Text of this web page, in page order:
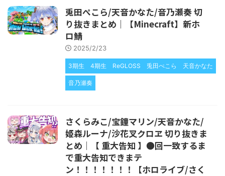
兎田ぺこら/天音かなた/音乃瀬奏 切
り抜きまとめ｜【Minecraft】新ホ
ロ鯖
2025/2/23
3期生 4期生 ReGLOSS 兎田ぺこら 天音かなた
音乃瀬奏
さくらみこ/宝鐘マリン/天音かなた/
姫森ルーナ/沙花叉クロヱ 切り抜きま
とめ｜【 重大告知 】●回一致するま
で重大告知できまテ
ン！！！！！！！【ホロライブ/さく